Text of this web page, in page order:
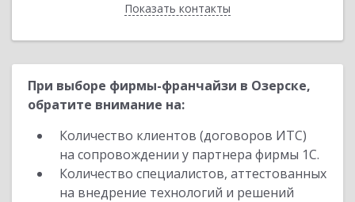
Показать контакты
Назад
При выборе фирмы-франчайзи в Озерске,
обратите внимание на:
Количество клиентов (договоров ИТС)
на сопровождении у партнера фирмы 1С.
Количество специалистов, аттестованных
на внедрение технологий и решений